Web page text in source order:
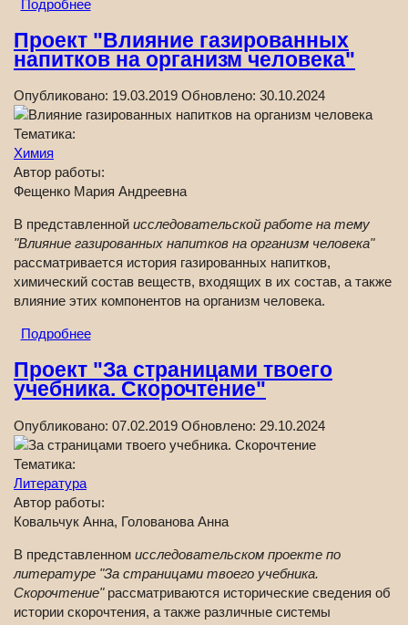
Подробнее
Проект "Влияние газированных
напитков на организм человека"
Опубликовано: 19.03.2019 Обновлено: 30.10.2024
Тематика:
Химия
Автор работы:
Фещенко Мария Андреевна
В представленной исследовательской работе на тему
"Влияние газированных напитков на организм человека"
рассматривается история газированных напитков,
химический состав веществ, входящих в их состав, а также
влияние этих компонентов на организм человека.
Подробнее
Проект "За страницами твоего
учебника. Скорочтение"
Опубликовано: 07.02.2019 Обновлено: 29.10.2024
Тематика:
Литература
Автор работы:
Ковальчук Анна, Голованова Анна
В представленном исследовательском проекте по
литературе "За страницами твоего учебника.
Скорочтение"рассматриваются исторические сведения об
истории скорочтения, а также различные системы